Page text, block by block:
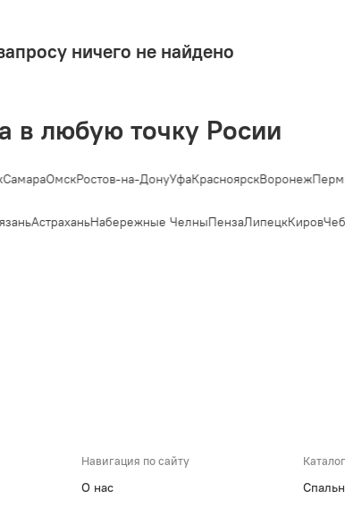
ничего не найдено
в любую точку Росии
ОмскРостов-на-ДонуУфаКрасноярскВоронеж
АстраханьНабережные ЧелныПензаЛипецкКиров
Навигация по сайту
О нас
Каталог